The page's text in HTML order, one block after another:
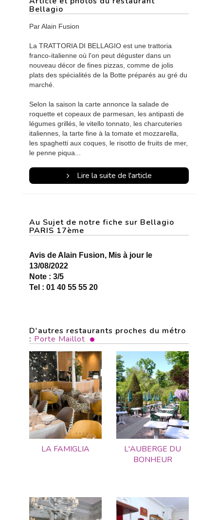
Bellagio
Par Alain Fusion
La TRATTORIA DI BELLAGIO est une trattoria
franco-italienne où l'on peut déguster dans un
nouveau décor de fines pizzas, comme de jolis
plats des spécialités de la Botte préparés au gré du
marché.
Selon la saison la carte annonce la salade de
roquette et copeaux de parmesan, les antipasti de
légumes grillés, le vitello tonnato, les charcuteries
italiennes, la tarte fine à la tomate et mozzarella,
les spaghetti aux coques, le risotto de fruits de mer,
le penne piqua...
Lire la suite de l'article
Au Sujet de notre fiche sur Bellagio
PARIS 17ème
Avis de Alain Fusion, Mis à jour le
13/08/2022
Note : 3/5
Tel : 01 40 55 55 20
D'autres restaurants proches du métro
: Porte Maillot
LA FAMIGLIA
L'AUBERGE DU
BONHEUR